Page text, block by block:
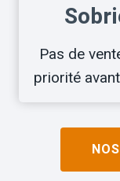
Pas de
priorité